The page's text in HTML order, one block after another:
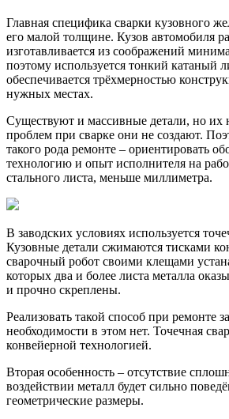
Главная специфика сварки кузовного
его малой толщине. Кузов автомобиля
изготавливается из соображений
поэтому используется тонкий катаный
обеспечивается трёхмерностью
нужных местах.
Существуют и массивные детали, но их
проблем при сварке они не создают.
такого рода ремонте – ориентировать
технологию и опыт исполнителя на
стального листа, меньше миллиметра.
В заводских условиях используется
Кузовные детали сжимаются тисками
сварочный робот своими клещами
которых два и более листа металла
и прочно скреплены.
Реализовать такой способ при ремонте
необходимости в этом нет. Точечная
конвейерной технологией.
Вторая особенность – отсутствие
воздействии металл будет сильно
геометрические размеры.